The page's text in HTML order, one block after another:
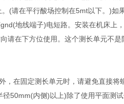
(请在平行酸场控制在5mt以下。)如
地线端子)电短路。安装在机床上
请在下方位使用。这个测长单元不
，在固定测长单元时，请避免直接
50mm(内侧)以上)除了使用平面测